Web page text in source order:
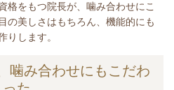
格をもつ院長が、噛み合わせにこ
の美しさはもちろん、機能的にも
りします。
噛み合わせにもこだわ